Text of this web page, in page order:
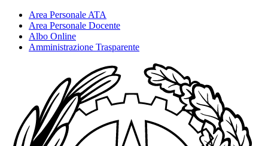
Area Personale ATA
Area Personale Docente
Albo Online
Amministrazione Trasparente